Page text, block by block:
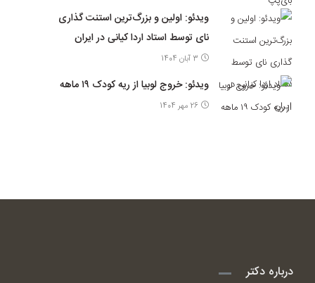
ویدئو: اولین و بزرگ‌ترین استنت گذاری
نای توسط استاد اردا کیانی در ایران
3 آبان 1404
ویدئو: خروج لوبیا از ریه کودک ۱۹ ماهه
26 مهر 1404
درباره دکتر